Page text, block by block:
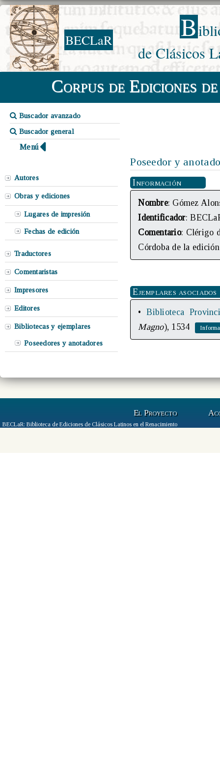
BECLaR B
de Clásicos
Corpus de Ediciones
Buscador avanzado
Buscador general
Menú
Autores
Obras y ediciones
Lugares de impresión
Fechas de edición
Traductores
Comentaristas
Impresores
Editores
Bibliotecas y ejemplares
Poseedores y anotadores
Poseedor y
Información
Nombre: Gómez
Identificador:
Comentario: Clérigo
Córdoba de la
Ejemplares asociados
•Biblioteca
Magno), 1534
El Proyecto
BECLaR: Biblioteca de Ediciones de Clásicos Latinos en el Renacimiento